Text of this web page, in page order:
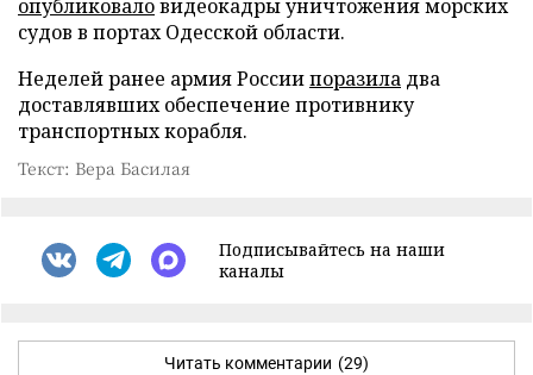
опубликоваловидеокадры уничтожения морских
судов в портах Одесской области.
Неделей ранее армия Россиипоразила два
доставлявших обеспечение противнику
транспортных корабля.
Текст: Вера Басилая
Подписывайтесь на наши
каналы
Читать комментарии (29)